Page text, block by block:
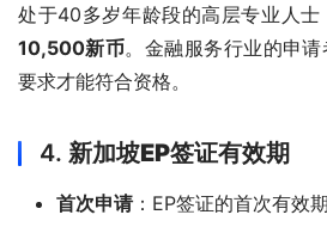
10,500新币。金融服务行业的申
要求才能符合资格。
4. 新加坡EP签证有效期
首次申请：EP签证的首次有效